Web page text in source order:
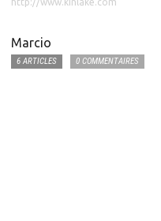
Marcio
6 ARTICLES 0 COMMENTAIRES